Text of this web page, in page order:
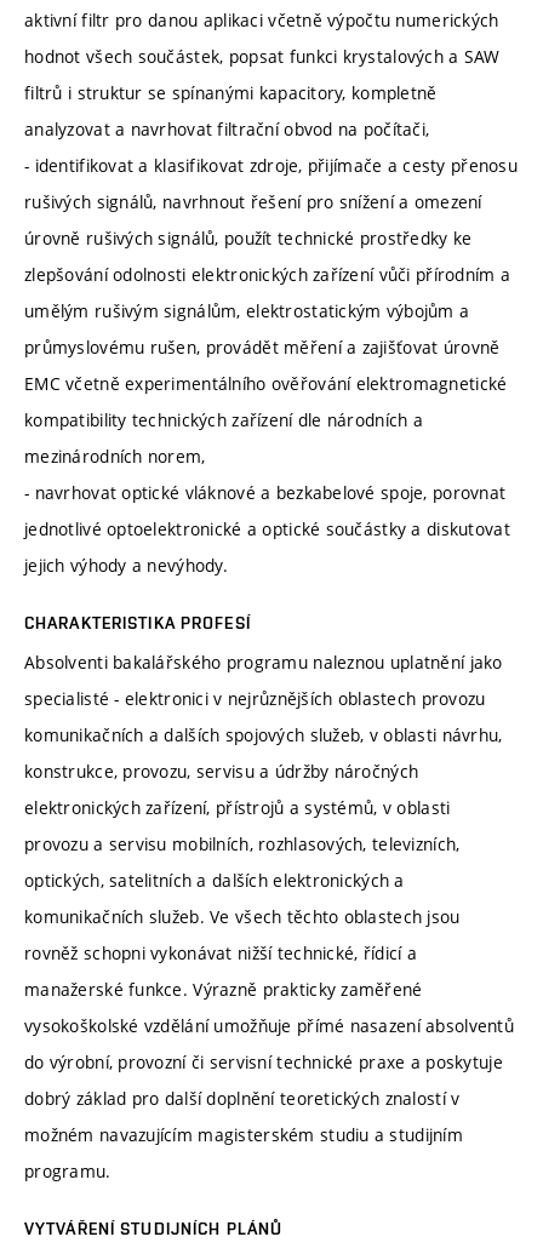
aktivní filtr pro danou aplikaci včetně výpočtu numerických
hodnot všech součástek, popsat funkci krystalových a SAW
filtrů i struktur se spínanými kapacitory, kompletně
analyzovat a navrhovat filtrační obvod na počítači,
- identifikovat a klasifikovat zdroje, přijímače a cesty přenosu
rušivých signálů, navrhnout řešení pro snížení a omezení
úrovně rušivých signálů, použít technické prostředky ke
zlepšování odolnosti elektronických zařízení vůči přírodním a
umělým rušivým signálům, elektrostatickým výbojům a
průmyslovému rušen, provádět měření a zajišťovat úrovně
EMC včetně experimentálního ověřování elektromagnetické
kompatibility technických zařízení dle národních a
mezinárodních norem,
- navrhovat optické vláknové a bezkabelové spoje, porovnat
jednotlivé optoelektronické a optické součástky a diskutovat
jejich výhody a nevýhody.
CHARAKTERISTIKA PROFESÍ
Absolventi bakalářského programu naleznou uplatnění jako
specialisté - elektronici v nejrůznějších oblastech provozu
komunikačních a dalších spojových služeb, v oblasti návrhu,
konstrukce, provozu, servisu a údržby náročných
elektronických zařízení, přístrojů a systémů, v oblasti
provozu a servisu mobilních, rozhlasových, televizních,
optických, satelitních a dalších elektronických a
komunikačních služeb. Ve všech těchto oblastech jsou
rovněž schopni vykonávat nižší technické, řídicí a
manažerské funkce. Výrazně prakticky zaměřené
vysokoškolské vzdělání umožňuje přímé nasazení absolventů
do výrobní, provozní či servisní technické praxe a poskytuje
dobrý základ pro další doplnění teoretických znalostí v
možném navazujícím magisterském studiu a studijním
programu.
VYTVÁŘENÍ STUDIJNÍCH PLÁNŮ